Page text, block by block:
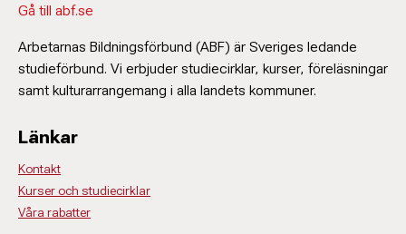
Gå till abf.se
Arbetarnas Bildningsförbund (ABF) är Sveriges ledande
studieförbund. Vi erbjuder studiecirklar, kurser, föreläsningar
samt kulturarrangemang i alla landets kommuner.
Länkar
Kontakt
Kurser och studiecirklar
Våra rabatter